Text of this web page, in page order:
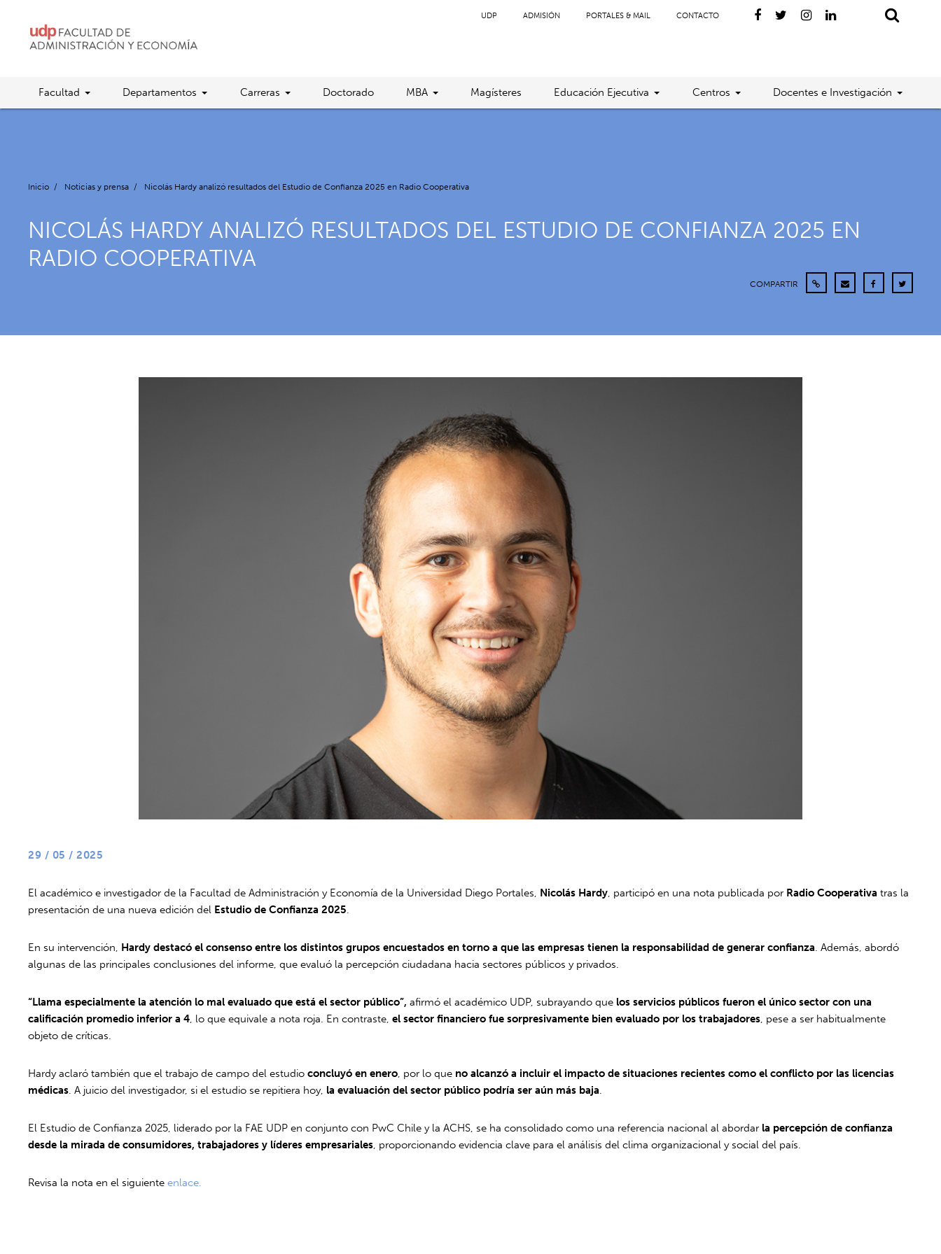
UDP ADMISIÓN PORTALES & MAIL CONTACTO
Facultad Departamentos Carreras Doctorado MBA Magísteres Educación Ejecutiva Centros Docentes e Investigación
Inicio / Noticias y prensa / Nicolás Hardy analizó resultados del Estudio de Confianza 2025 en Radio Cooperativa
NICOLÁS HARDY ANALIZÓ RESULTADOS DEL ESTUDIO DE CONFIANZA 2025 EN
RADIO COOPERATIVA
COMPARTIR
29 / 05 / 2025
El académico e investigador de la Facultad de Administración y Economía de la Universidad Diego Portales, Nicolás Hardy, participó en una nota publicada por Radio Cooperativa tras la
presentación de una nueva edición del Estudio de Confianza 2025.
En su intervención, Hardy destacó el consenso entre los distintos grupos encuestados en torno a que las empresas tienen la responsabilidad de generar confianza. Además, abordó
algunas de las principales conclusiones del informe, que evaluó la percepción ciudadana hacia sectores públicos y privados.
“Llama especialmente la atención lo mal evaluado que está el sector público”, afirmó el académico UDP, subrayando que los servicios públicos fueron el único sector con una
calificación promedio inferior a 4, lo que equivale a nota roja. En contraste,el sector financiero fue sorpresivamente bien evaluado por los trabajadores, pese a ser habitualmente
objeto de críticas.
Hardy aclaró también que el trabajo de campo del estudioconcluyó en enero, por lo que no alcanzó a incluir el impacto de situaciones recientes como el conflicto por las licencias
médicas. A juicio del investigador, si el estudio se repitiera hoy, la evaluación del sector público podría ser aún más baja.
El Estudio de Confianza 2025, liderado por la FAE UDP en conjunto con PwC Chile y la ACHS, se ha consolidado como una referencia nacional al abordar la percepción de confianza
desde la mirada de consumidores, trabajadores y líderes empresariales, proporcionando evidencia clave para el análisis del clima organizacional y social del país.
Revisa la nota en el siguienteenlace.